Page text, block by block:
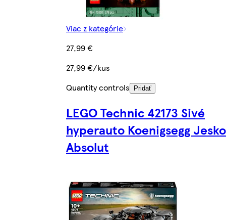
Viac z kategórie
27,99 €
27,99 €/kus
Quantity controls
Pridať
LEGO Technic 42173 Sivé
hyperauto Koenigsegg Jesko
Absolut